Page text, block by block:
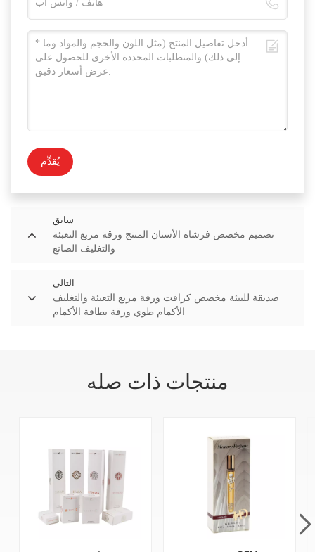
يُقدِّم
سابق
تصميم مخصص فرشاة الأسنان المنتج ورقة مربع التعبئة
والتغليف الصانع
التالي
صديقة للبيئة مخصص كرافت ورقة مربع التعبئة والتغليف
الأكمام طوي ورقة بطاقة الأكمام
منتجات ذات صله